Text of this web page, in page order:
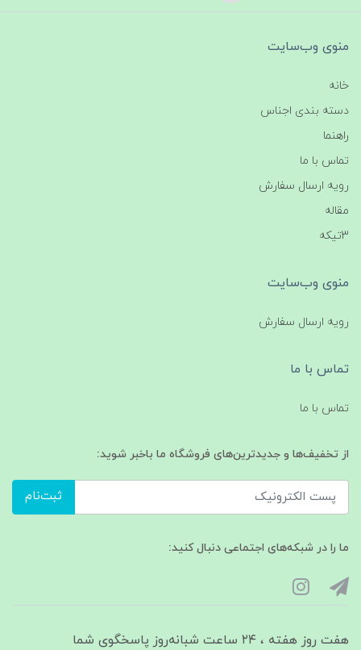
منوی وب‌سایت
خانه
دسته بندی اجناس
راهنما
تماس با ما
رویه ارسال سفارش
مقاله
3تیکه
منوی وب‌سایت
رویه ارسال سفارش
تماس با ما
تماس با ما
از تخفیف‌ها و جدیدترین‌های فروشگاه ما باخبر شوید:
ثبت‌نام
ما را در شبکه‌های اجتماعی دنبال کنید:
هفت روز هفته ، ۲۴ ساعت شبانه‌روز پاسخگوی شما